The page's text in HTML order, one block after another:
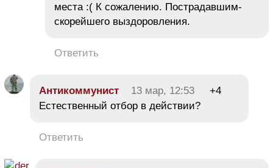
места :( К сожалению. Пострадавшим-
скорейшего выздоровления.
Ответить
Антикоммунист 13 мар, 12:53
+4
Естественный отбор в действии?
Ответить